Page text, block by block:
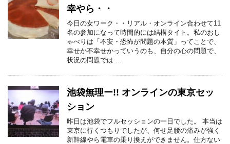
幸やら・・
今日の女ワーク・・リアル・オンライン合わせて11
名の参加になって時間的には結構タイト。私のおし
ゃべりは「不安・恐怖が問題の本質」ってことで、
幸せか不幸せかっていうのも、自分の心の問題で、
状況の問題では ...
池袋無理ー!! オンラインの東京セッ
ション
昨日は池袋でフルセッションの一日でした。 本当は
東京に行くつもりでしたが、何せ足腰の痛みが強く
新幹線やら電車の乗り換えができません。仕方ない